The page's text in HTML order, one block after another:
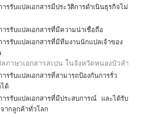
ารรับแปลเอกสารมีประวัติการดำเนินธุรกิจไม่
ารรับแปลเอกสารที่มีความน่าเชื่อถือ
ารรับแปลเอกสารที่มีทีมงานนักแปลเจ้าของ
ลภาษาเอกสารสเปน ในจังหวัดหนองบัวลำภู ,
ารรับแปลเอกสารที่สามารถป้องกันการรั่ว
ด้
ารรับแปลเอกสารที่มีประสบการณ์ และได้รับ
จากลูกค้าทั่วโลก